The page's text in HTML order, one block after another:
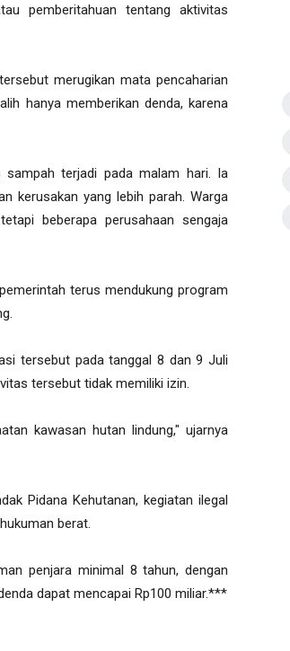
pemberitahuan tentang aktivitas
merugikan mata pencaharian
hanya memberikan denda, karena
sampah terjadi pada malam hari. Ia
kerusakan yang lebih parah. Warga
beberapa perusahaan sengaja
terus mendukung program
tersebut pada tanggal 8 dan 9 Juli
tersebut tidak memiliki izin.
kawasan hutan lindung," ujarnya
Pidana Kehutanan, kegiatan ilegal
berat.
penjara minimal 8 tahun, dengan
dapat mencapai Rp100 miliar.***